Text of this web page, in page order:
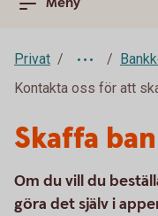
Privat
Kontakta oss för att
Skaffa
Om du vill du
göra det själv i